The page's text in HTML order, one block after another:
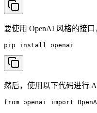
要使用 OpenAI 风格的接口
pip install openai
然后，使用以下代码进行
from openai import